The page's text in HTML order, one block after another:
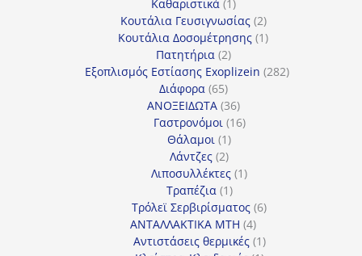
Καθαριστικά 1
προϊόν
Κουτάλια Γευσιγνωσίας 22
προϊόντα
Κουτάλια Δοσομέτρησης 11
Πατητήρια 22
προϊόντα
Εξοπλισμός Εστίασης Exoplizein 282282
Διάφορα 6565
προϊόντα
ΑΝΟΞΕΙΔΩΤΑ 3636
προϊόντα
Γαστρονόμοι 1616
Θάλαμοι 11
προϊόν
Λάντζες 22
προϊόντα
Λιποσυλλέκτες 11
Τραπέζια 11
προϊόν
Τρόλεϊ Σερβιρίσματος 66
ΑΝΤΑΛΛΑΚΤΙΚΑ MTH 44
προϊόντα
Αντιστάσεις θερμικές 11